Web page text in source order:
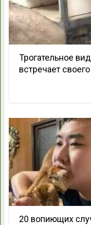
Трогательное
встречает
20 вопиющих